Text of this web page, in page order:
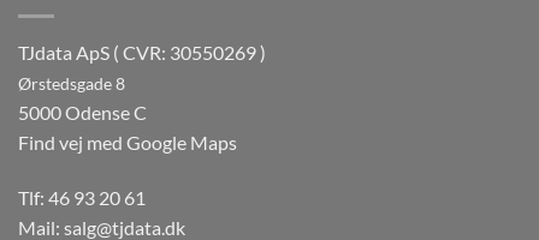
TJdata ApS ( CVR: 30550269 )
Ørstedsgade 8
5000 Odense C
Find vej med Google Maps
Tlf: 46 93 20 61
Mail: salg@tjdata.dk